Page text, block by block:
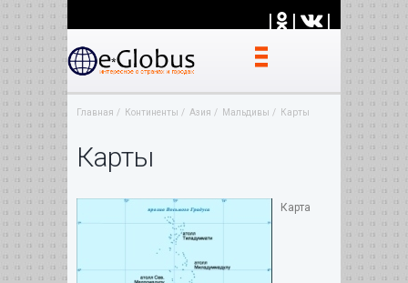
| | |
Главная Континенты Азия Мальдивы Карты
Карты
Карта